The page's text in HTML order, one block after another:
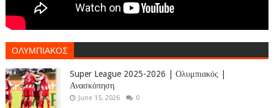
ΟΛΥΜΠΙΑΚΟΣ
Super League 2025-2026 | Ολυμπιακός |
Ανασκόπηση
June 15, 2026 0